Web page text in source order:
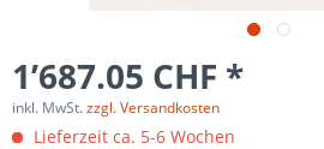
1’687.05 CHF *
inkl. MwSt.zzgl. Versandkosten
Lieferzeit ca. 5-6 Wochen